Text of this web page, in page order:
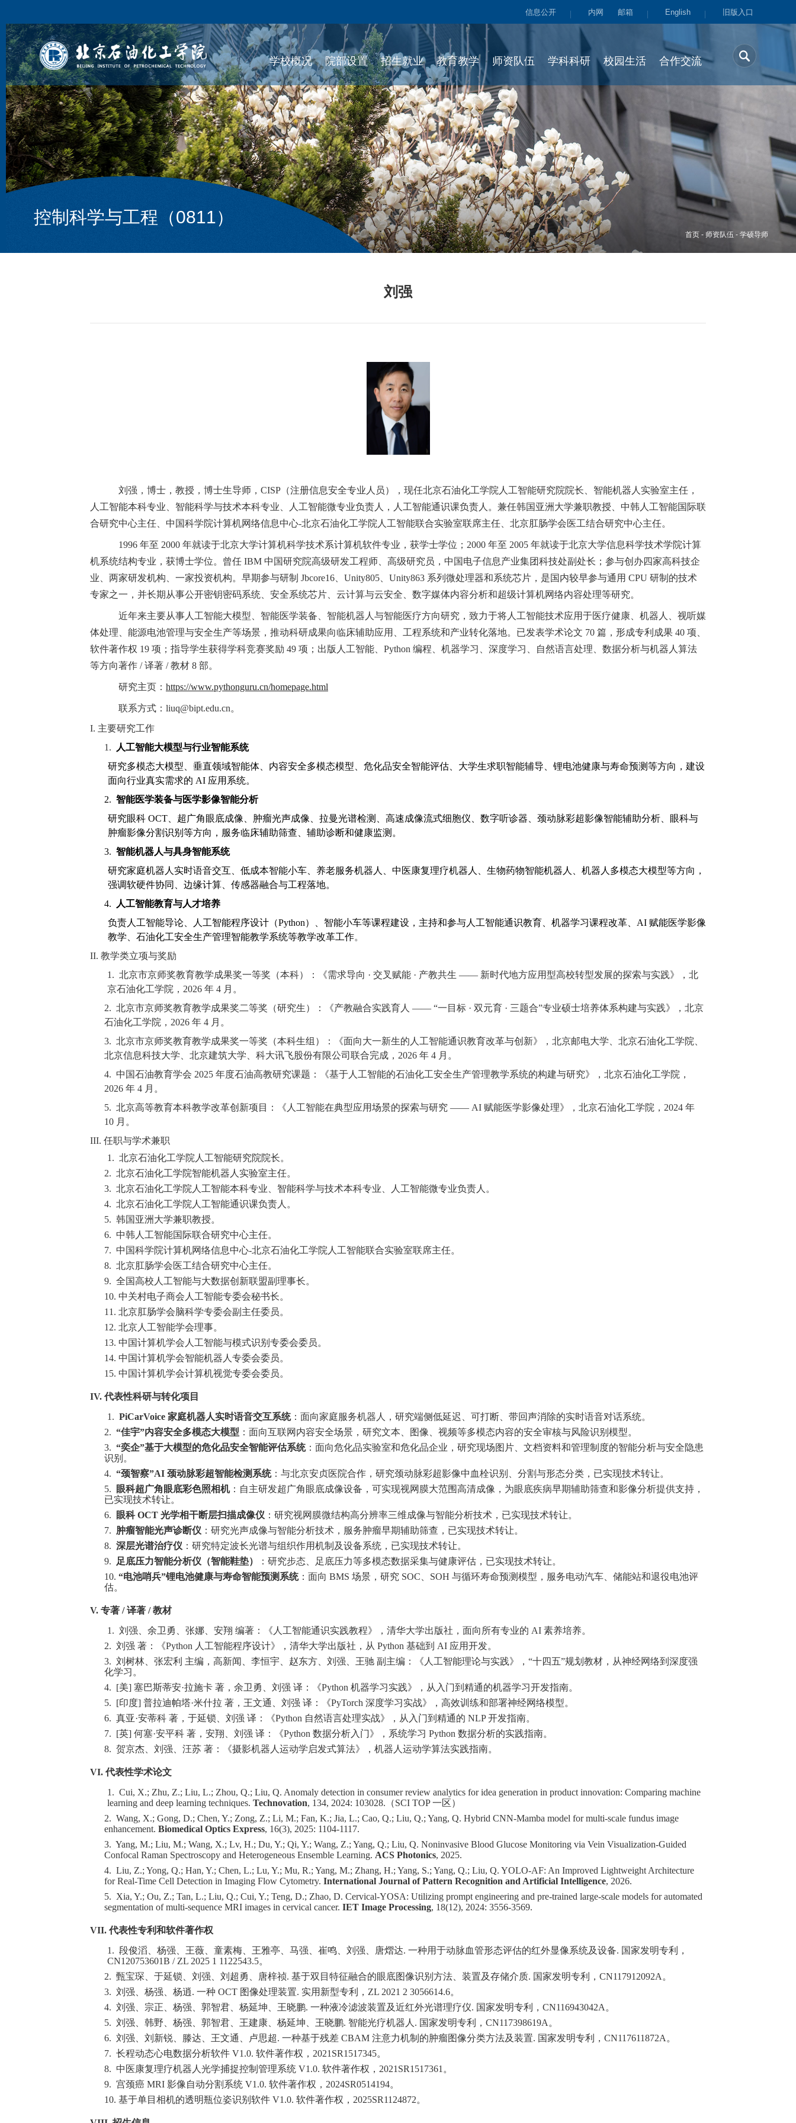
信息公开 内网 邮箱 English 旧版入口
学校概况 院部设置 招生就业 教育教学 师资队伍 学科科研 校园生活 合作交流
首页 - 师资队伍 - 学硕导师
控制科学与工程（0811）
刘强
刘强，博士，教授，博士生导师，CISP（注册信息安全专业人员），现任北京石油化工学院人工智能研究院院长、智能机器人实验室主任，
人工智能本科专业、智能科学与技术本科专业、人工智能微专业负责人，人工智能通识课负责人。兼任韩国亚洲大学兼职教授、中韩人工智能国际联
合研究中心主任、中国科学院计算机网络信息中心-北京石油化工学院人工智能联合实验室联席主任、北京肛肠学会医工结合研究中心主任。
1996 年至 2000 年就读于北京大学计算机科学技术系计算机软件专业，获学士学位；2000 年至 2005 年就读于北京大学信息科学技术学院计算
机系统结构专业，获博士学位。曾任 IBM 中国研究院高级研发工程师、高级研究员，中国电子信息产业集团科技处副处长；参与创办四家高科技企
业、两家研发机构、一家投资机构。早期参与研制 Jbcore16、Unity805、Unity863 系列微处理器和系统芯片，是国内较早参与通用 CPU 研制的技术
专家之一，并长期从事公开密钥密码系统、安全系统芯片、云计算与云安全、数字媒体内容分析和超级计算机网络内容处理等研究。
近年来主要从事人工智能大模型、智能医学装备、智能机器人与智能医疗方向研究，致力于将人工智能技术应用于医疗健康、机器人、视听媒
体处理、能源电池管理与安全生产等场景，推动科研成果向临床辅助应用、工程系统和产业转化落地。已发表学术论文 70 篇，形成专利成果 40 项、
软件著作权 19 项；指导学生获得学科竞赛奖励 49 项；出版人工智能、Python 编程、机器学习、深度学习、自然语言处理、数据分析与机器人算法
等方向著作 / 译著 / 教材 8 部。
研究主页： https://www.pythonguru.cn/homepage.html
联系方式：liuq@bipt.edu.cn。
I. 主要研究工作
1.
人工智能大模型与行业智能系统
研究多模态大模型、垂直领域智能体、内容安全多模态模型、危化品安全智能评估、大学生求职智能辅导、锂电池健康与寿命预测等方向，建设
面向行业真实需求的 AI 应用系统。
2. 智能医学装备与医学影像智能分析
研究眼科 OCT、超广角眼底成像、肿瘤光声成像、拉曼光谱检测、高速成像流式细胞仪、数字听诊器、颈动脉彩超影像智能辅助分析、眼科与
肿瘤影像分割识别等方向，服务临床辅助筛查、辅助诊断和健康监测。
3. 智能机器人与具身智能系统
研究家庭机器人实时语音交互、低成本智能小车、养老服务机器人、中医康复理疗机器人、生物药物智能机器人、机器人多模态大模型等方向，
强调软硬件协同、边缘计算、传感器融合与工程落地。
4.
人工智能教育与人才培养
负责人工智能导论、人工智能程序设计（Python）、智能小车等课程建设，主持和参与人工智能通识教育、机器学习课程改革、AI 赋能医学影像
教学、石油化工安全生产管理智能教学系统等教学改革工作。
II. 教学类立项与奖励
1. 北京市京师奖教育教学成果奖一等奖（本科）：《需求导向 · 交叉赋能 · 产教共生 —— 新时代地方应用型高校转型发展的探索与实践》，北
京石油化工学院，2026 年 4 月。
2. 北京市京师奖教育教学成果奖二等奖（研究生）：《产教融合实践育人 —— “一目标 · 双元育 · 三题合”专业硕士培养体系构建与实践》，北京
石油化工学院，2026 年 4 月。
3. 北京市京师奖教育教学成果奖一等奖（本科生组）：《面向大一新生的人工智能通识教育改革与创新》，北京邮电大学、北京石油化工学院、
北京信息科技大学、北京建筑大学、科大讯飞股份有限公司联合完成，2026 年 4 月。
4. 中国石油教育学会 2025 年度石油高教研究课题：《基于人工智能的石油化工安全生产管理教学系统的构建与研究》，北京石油化工学院，
2026 年 4 月。
5. 北京高等教育本科教学改革创新项目：《人工智能在典型应用场景的探索与研究 —— AI 赋能医学影像处理》，北京石油化工学院，2024 年
10 月。
III. 任职与学术兼职
1. 北京石油化工学院人工智能研究院院长。
2. 北京石油化工学院智能机器人实验室主任。
3. 北京石油化工学院人工智能本科专业、智能科学与技术本科专业、人工智能微专业负责人。
4. 北京石油化工学院人工智能通识课负责人。
5. 韩国亚洲大学兼职教授。
6. 中韩人工智能国际联合研究中心主任。
7. 中国科学院计算机网络信息中心-北京石油化工学院人工智能联合实验室联席主任。
8. 北京肛肠学会医工结合研究中心主任。
9. 全国高校人工智能与大数据创新联盟副理事长。
10. 中关村电子商会人工智能专委会秘书长。
11. 北京肛肠学会脑科学专委会副主任委员。
12. 北京人工智能学会理事。
13. 中国计算机学会人工智能与模式识别专委会委员。
14. 中国计算机学会智能机器人专委会委员。
15. 中国计算机学会计算机视觉专委会委员。
IV. 代表性科研与转化项目
1. PiCarVoice 家庭机器人实时语音交互系统：面向家庭服务机器人，研究端侧低延迟、可打断、带回声消除的实时语音对话系统。
2. “佳宇”内容安全多模态大模型 ：面向互联网内容安全场景，研究文本、图像、视频等多模态内容的安全审核与风险识别模型。
3. “奕企”基于大模型的危化品安全智能评估系统：面向危化品实验室和危化品企业，研究现场图片、文档资料和管理制度的智能分析与安全隐患
识别。
4. “颈智察”AI 颈动脉彩超智能检测系统：与北京安贞医院合作，研究颈动脉彩超影像中血栓识别、分割与形态分类，已实现技术转让。
5.
眼科超广角眼底彩色照相机：自主研发超广角眼底成像设备，可实现视网膜大范围高清成像，为眼底疾病早期辅助筛查和影像分析提供支持，
已实现技术转让。
6.
眼科 OCT 光学相干断层扫描成像仪 ：研究视网膜微结构高分辨率三维成像与智能分析技术，已实现技术转让。
7. 肿瘤智能光声诊断仪 ：研究光声成像与智能分析技术，服务肿瘤早期辅助筛查，已实现技术转让。
8. 深层光谱治疗仪 ：研究特定波长光谱与组织作用机制及设备系统，已实现技术转让。
9.
足底压力智能分析仪（智能鞋垫）
：研究步态、足底压力等多模态数据采集与健康评估，已实现技术转让。
10. “电池哨兵”锂电池健康与寿命智能预测系统：面向 BMS 场景，研究 SOC、SOH 与循环寿命预测模型，服务电动汽车、储能站和退役电池评
估。
V. 专著 / 译著 / 教材
1. 刘强、余卫勇、张娜、安翔 编著：《人工智能通识实践教程》，清华大学出版社，面向所有专业的 AI 素养培养。
2. 刘强 著：《Python 人工智能程序设计》，清华大学出版社，从 Python 基础到 AI 应用开发。
3. 刘树林、张宏利 主编，高新闻、李恒宇、赵东方、刘强、王驰 副主编：《人工智能理论与实践》，“十四五”规划教材，从神经网络到深度强
化学习。
4. [美] 塞巴斯蒂安·拉施卡 著，余卫勇、刘强 译：《Python 机器学习实践》，从入门到精通的机器学习开发指南。
5. [印度] 普拉迪帕塔·米什拉 著，王文通、刘强 译：《PyTorch 深度学习实战》，高效训练和部署神经网络模型。
6. 真亚·安蒂科 著，于延锁、刘强 译：《Python 自然语言处理实战》，从入门到精通的 NLP 开发指南。
7. [英] 何塞·安平科 著，安翔、刘强 译：《Python 数据分析入门》，系统学习 Python 数据分析的实践指南。
8. 贺京杰、刘强、汪苏 著：《摄影机器人运动学启发式算法》，机器人运动学算法实践指南。
VI. 代表性学术论文
1. Cui, X.; Zhu, Z.; Liu, L.; Zhou, Q.; Liu, Q. Anomaly detection in consumer review analytics for idea generation in product innovation: Comparing machine
learning and deep learning techniques. Technovation, 134, 2024: 103028.（SCI TOP 一区）
2. Wang, X.; Gong, D.; Chen, Y.; Zong, Z.; Li, M.; Fan, K.; Jia, L.; Cao, Q.; Liu, Q.; Yang, Q. Hybrid CNN-Mamba model for multi-scale fundus image
enhancement. Biomedical Optics Express, 16(3), 2025: 1104-1117.
3. Yang, M.; Liu, M.; Wang, X.; Lv, H.; Du, Y.; Qi, Y.; Wang, Z.; Yang, Q.; Liu, Q. Noninvasive Blood Glucose Monitoring via Vein Visualization-Guided
Confocal Raman Spectroscopy and Heterogeneous Ensemble Learning. ACS Photonics, 2025.
4. Liu, Z.; Yong, Q.; Han, Y.; Chen, L.; Lu, Y.; Mu, R.; Yang, M.; Zhang, H.; Yang, S.; Yang, Q.; Liu, Q. YOLO-AF: An Improved Lightweight Architecture
for Real-Time Cell Detection in Imaging Flow Cytometry. International Journal of Pattern Recognition and Artificial Intelligence, 2026.
5. Xia, Y.; Ou, Z.; Tan, L.; Liu, Q.; Cui, Y.; Teng, D.; Zhao, D. Cervical-YOSA: Utilizing prompt engineering and pre-trained large-scale models for automated
segmentation of multi-sequence MRI images in cervical cancer. IET Image Processing, 18(12), 2024: 3556-3569.
VII. 代表性专利和软件著作权
1. 段俊滔、杨强、王薇、童素梅、王雅亭、马强、崔鸣、刘强、唐熠达. 一种用于动脉血管形态评估的红外显像系统及设备. 国家发明专利，
CN120753601B / ZL 2025 1 1122543.5。
2. 甄宝琛、于延锁、刘强、刘超勇、唐梓祯. 基于双目特征融合的眼底图像识别方法、装置及存储介质. 国家发明专利，CN117912092A。
3. 刘强、杨强、杨逍. 一种 OCT 图像处理装置. 实用新型专利，ZL 2021 2 3056614.6。
4. 刘强、宗正、杨强、郭智君、杨延坤、王晓鹏. 一种液冷滤波装置及近红外光谱理疗仪. 国家发明专利，CN116943042A。
5. 刘强、韩野、杨强、郭智君、王建康、杨延坤、王晓鹏. 智能光疗机器人. 国家发明专利，CN117398619A。
6. 刘强、刘新锐、滕达、王文通、卢思超. 一种基于残差 CBAM 注意力机制的肿瘤图像分类方法及装置. 国家发明专利，CN117611872A。
7. 长程动态心电数据分析软件 V1.0. 软件著作权，2021SR1517345。
8. 中医康复理疗机器人光学捕捉控制管理系统 V1.0. 软件著作权，2021SR1517361。
9. 宫颈癌 MRI 影像自动分割系统 V1.0. 软件著作权，2024SR0514194。
10. 基于单目相机的透明瓶位姿识别软件 V1.0. 软件著作权，2025SR1124872。